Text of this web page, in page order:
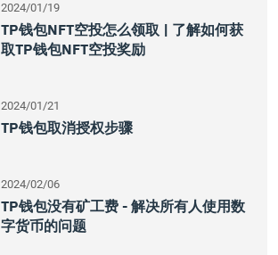
2024/01/19
TP钱包NFT空投怎么领取 | 了解如何获
取TP钱包NFT空投奖励
2024/01/21
TP钱包取消授权步骤
2024/02/06
TP钱包没有矿工费 - 解决所有人使用数
字货币的问题